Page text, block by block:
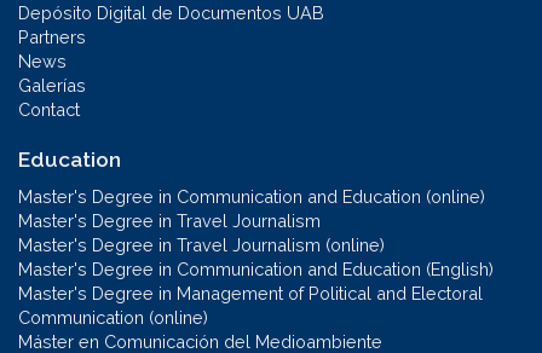
Depósito Digital de Documentos UAB
Partners
News
Galerías
Contact
Education
Master's Degree in Communication and Education (online)
Master's Degree in Travel Journalism
Master's Degree in Travel Journalism (online)
Master's Degree in Communication and Education (English)
Master's Degree in Management of Political and Electoral
Communication (online)
Máster en Comunicación del Medioambiente